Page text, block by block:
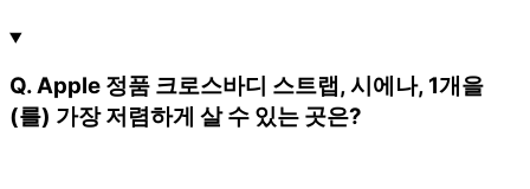
Q. Apple 정품 크로스바디 스트랩, 시에나, 1개을
(를) 가장 저렴하게 살 수 있는 곳은?